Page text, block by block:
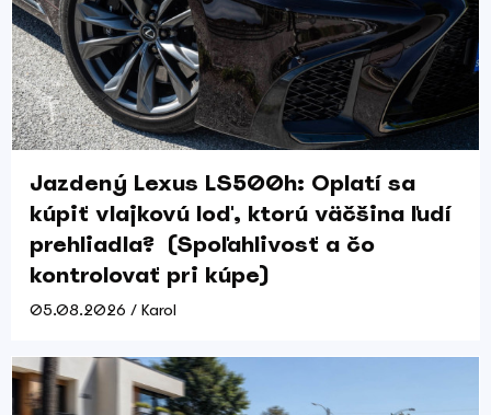
Jazdený Lexus LS500h: Oplatí sa
kúpiť vlajkovú loď, ktorú väčšina ľudí
prehliadla? (Spoľahlivosť a čo
kontrolovať pri kúpe)
05.08.2026 / Karol